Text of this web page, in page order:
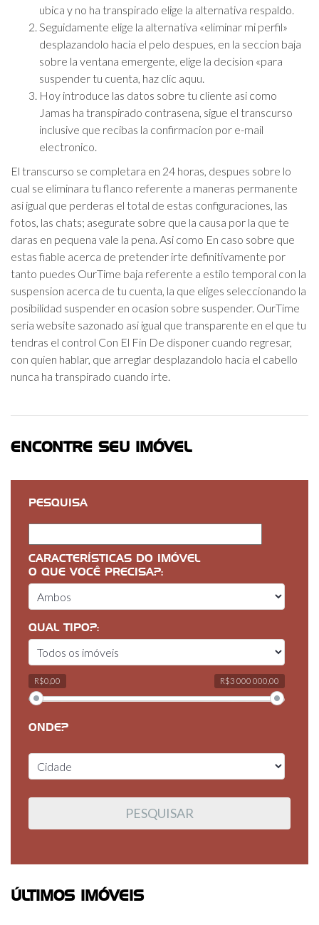
ubica y no ha transpirado elige la alternativa respaldo.
Seguidamente elige la alternativa «eliminar mi perfil»
desplazandolo hacia el pelo despues, en la seccion baja
sobre la ventana emergente, elige la decision «para
suspender tu cuenta, haz clic aquu.
Hoy introduce las datos sobre tu cliente asi­ como
Jamas ha transpirado contrasena, sigue el transcurso
inclusive que recibas la confirmacion por e-mail
electronico.
El transcurso se completara en 24 horas, despues sobre lo
cual se eliminara tu flanco referente a maneras permanente
asi­ igual que perderas el total de estas configuraciones, las
fotos, las chats; asegurate sobre que la causa por la que te
daras en pequena vale la pena. Asi­ como En caso sobre que
estas fiable acerca de pretender irte definitivamente por
tanto puedes OurTime baja referente a estilo temporal con la
suspension acerca de tu cuenta, la que eliges seleccionando la
posibilidad suspender en ocasion sobre suspender. OurTime
seri­a website sazonado asi­ igual que transparente en el que tu
tendras el control Con El Fin De disponer cuando regresar,
con quien hablar, que arreglar desplazandolo hacia el cabello
nunca ha transpirado cuando irte.
ENCONTRE SEU IMÓVEL
PESQUISA
CARACTERÍSTICAS DO IMÓVEL
O QUE VOCÊ PRECISA?:
QUAL TIPO?:
R$0,00 R$3 000 000,00
ONDE?
ÚLTIMOS IMÓVEIS